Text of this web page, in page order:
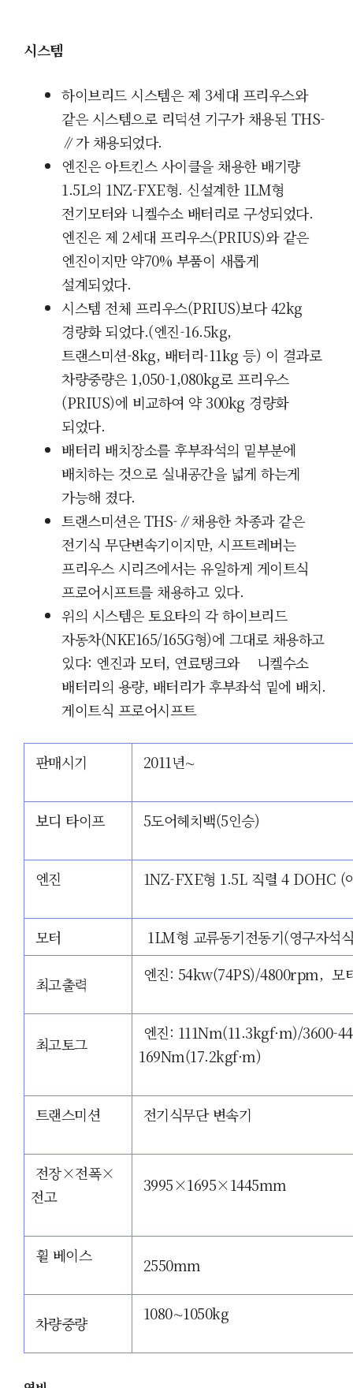
시스템
하이브리드 시스템은 제 3세대 프리우스와
같은 시스템으로 리덕션 기구가 채용된 THS-
∥가 채용되었다.
엔진은 아트킨스 사이클을 채용한 배기량
1.5L의 1NZ-FXE형. 신설계한 1LM형
전기모터와 니켈수소 배터리로 구성되었다.
엔진은 제 2세대 프리우스(PRIUS)와 같은
엔진이지만 약70% 부품이 새롭게
설계되었다.
시스템 전체 프리우스(PRIUS)보다 42kg
경량화 되었다.(엔진-16.5kg,
트랜스미션-8kg, 배터리-11kg 등) 이 결과로
차량중량은 1,050-1,080kg로프리우스
(PRIUS)에 비교하여 약 300kg 경량화
되었다.
배터리 배치장소를 후부좌석의 밑부분에
배치하는 것으로 실내공간을 넓게 하는게
가능해 졌다.
트랜스미션은THS-∥채용한 차종과 같은
전기식 무단변속기이지만, 시프트레버는
프리우스 시리즈에서는 유일하게 게이트식
프로어시프트를 채용하고 있다.
위의 시스템은 토요타의 각 하이브리드
자동차(NKE165/165G형)에 그대로 채용하고
있다: 엔진과 모터, 연료탱크와 니켈수소
배터리의 용량, 배터리가 후부좌석 밑에 배치.
게이트식 프로어시프트
판매시기 2011년∼
보디 타이프 5도어헤치백(5인승)
엔진 1NZ-FXE형 1.5L 직렬 4 DOHC (
모터 1LM형 교류동기전동기(영구자석
최고출력 엔진: 54kw(74PS)/4800rpm, 모
최고토그
엔진: 111Nm(11.3kgf·m)/3600-
169Nm(17.2kgf·m)
트랜스미션 전기식무단 변속기
전장×전폭×
전고
3995×1695×1445mm
휠 베이스 2550mm
차량중량 1080∼1050kg